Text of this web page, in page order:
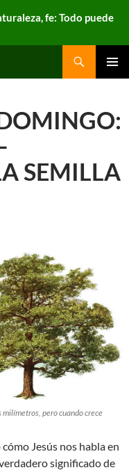
fe: Todo puede
SEMILLA
milímetros, pero cuando crece
Jesús nos habla en
significado de